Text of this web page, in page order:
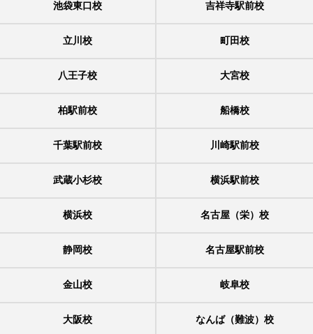
池袋東口校 吉祥寺駅前校
立川校 町田校
八王子校 大宮校
柏駅前校 船橋校
千葉駅前校 川崎駅前校
武蔵小杉校 横浜駅前校
横浜校 名古屋（栄）校
静岡校 名古屋駅前校
金山校 岐阜校
大阪校 なんば（難波）校